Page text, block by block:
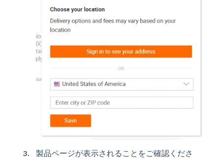
製品ページが表示されることをご確認くださ